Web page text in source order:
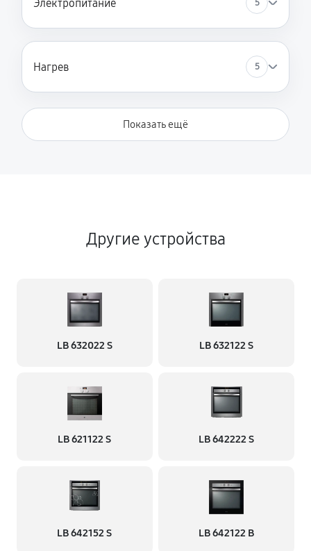
Электропитание 5
Нагрев 5
Показать ещё
Другие устройства
LB 632022 S LB 632122 S
LB 621122 S LB 642222 S
LB 642152 S LB 642122 B